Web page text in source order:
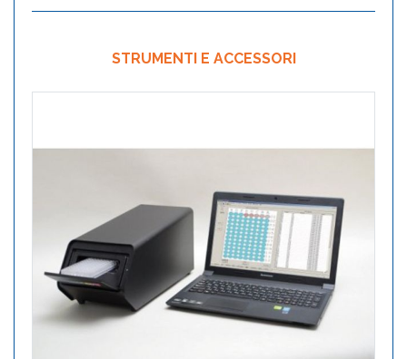
STRUMENTI E ACCESSORI